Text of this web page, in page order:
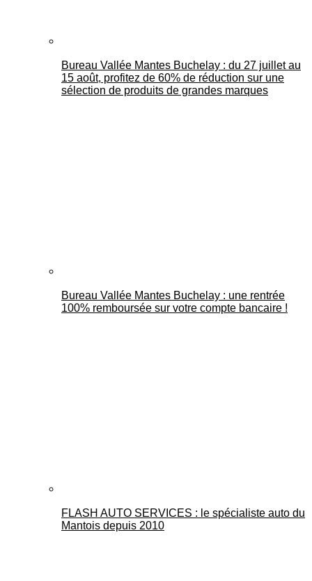
Bureau Vallée Mantes Buchelay : du 27 juillet au
15 août, profitez de 60% de réduction sur une
sélection de produits de grandes marques
Bureau Vallée Mantes Buchelay : une rentrée
100% remboursée sur votre compte bancaire !
FLASH AUTO SERVICES : le spécialiste auto du
Mantois depuis 2010